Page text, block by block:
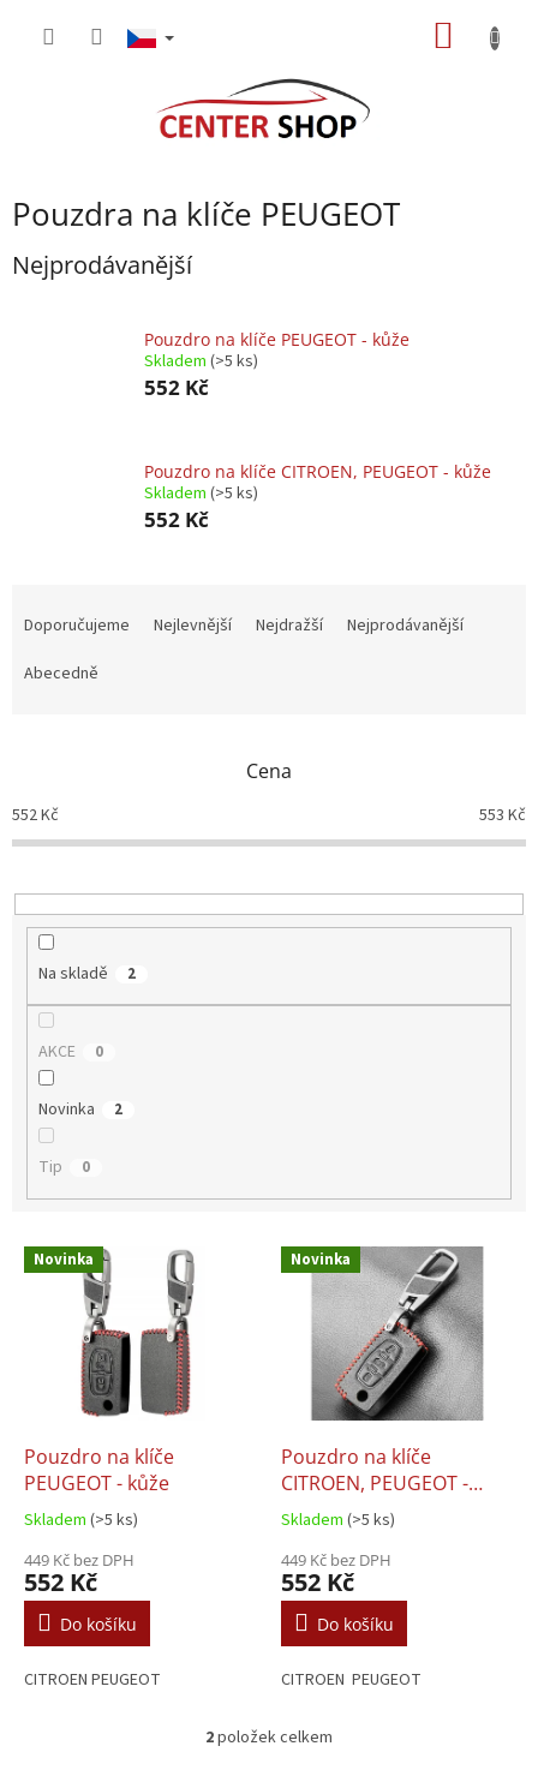
Pouzdra na klíče PEUGEOT
Nejprodávanější
Pouzdro na klíče PEUGEOT - kůže
Skladem (>5 ks)
552 Kč
Pouzdro na klíče CITROEN, PEUGEOT - kůže
Skladem (>5 ks)
552 Kč
o
d
k
t
Doporučujeme Nejlevnější Nejdražší
Nejprodávanější
Abecedně
Cena
552Kč 553 Kč
Na skladě 2
AKCE 0
Novinka 2
Tip 0
V
ů
Novinka
Pouzdro na klíče
PEUGEOT - kůže
Skladem (>5 ks)
449 Kč bez DPH
552 Kč
Do košíku
CITROEN PEUGEOT
Novinka
Pouzdro na klíče
CITROEN, PEUGEOT -
kůže
Skladem (>5 ks)
449 Kč bez DPH
552 Kč
Do košíku
CITROEN PEUGEOT
O
2položek celkem